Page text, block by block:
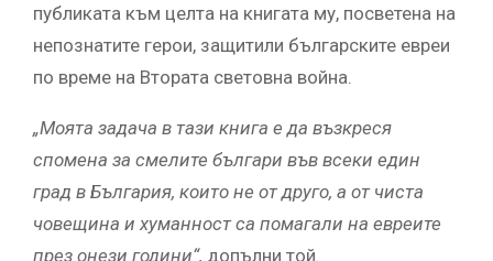
публиката към целта на книгата му, посветена на
непознатите герои, защитили българските евреи
по време на Втората световна война.
„Моята задача в тази книга е да възкреся
спомена за смелите българи във всеки един
град в България, които не от друго, а от чиста
човещина и хуманност са помагали на евреите
през онези години“, допълни той.